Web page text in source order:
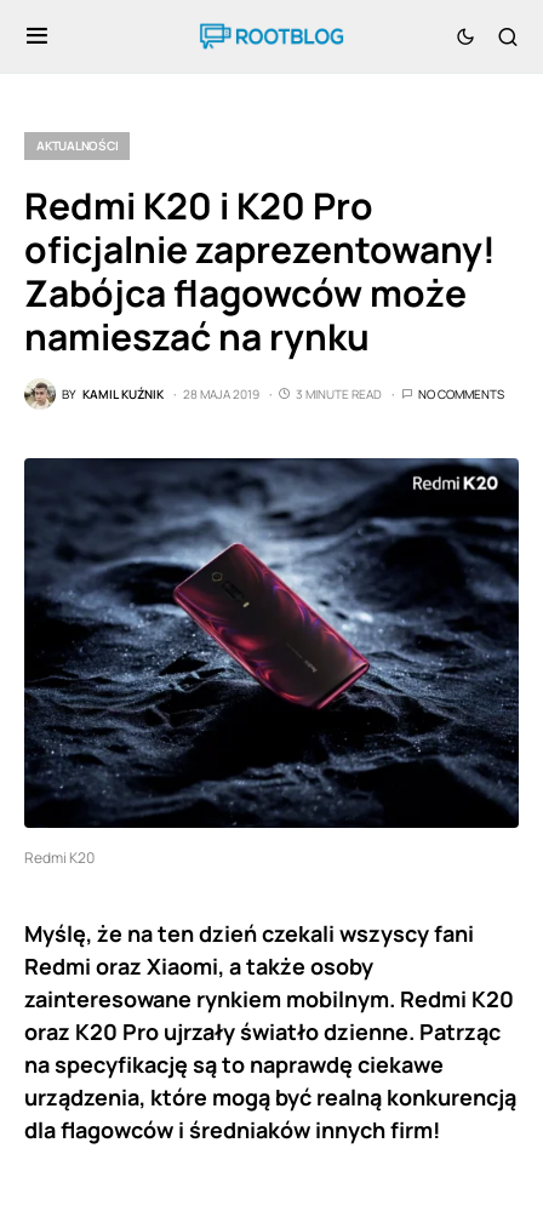
AKTUALNOŚCI
Redmi K20 i K20 Pro
oficjalnie zaprezentowany!
Zabójca flagowców może
namieszać na rynku
BY KAMIL KUŹNIK 28 MAJA 2019 3 MINUTE READ NO COMMENTS
Redmi K20
Myślę, że na ten dzień czekali wszyscy fani
Redmi oraz Xiaomi, a także osoby
zainteresowane rynkiem mobilnym. Redmi K20
oraz K20 Pro ujrzały światło dzienne. Patrząc
na specyfikację są to naprawdę ciekawe
urządzenia, które mogą być realną konkurencją
dla flagowców i średniaków innych firm!